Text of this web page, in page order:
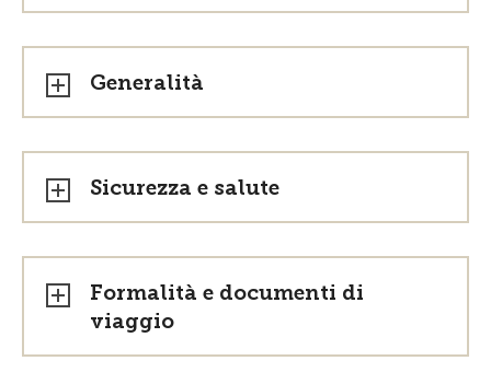
Generalità
Sicurezza e salute
Formalità e documenti di
viaggio